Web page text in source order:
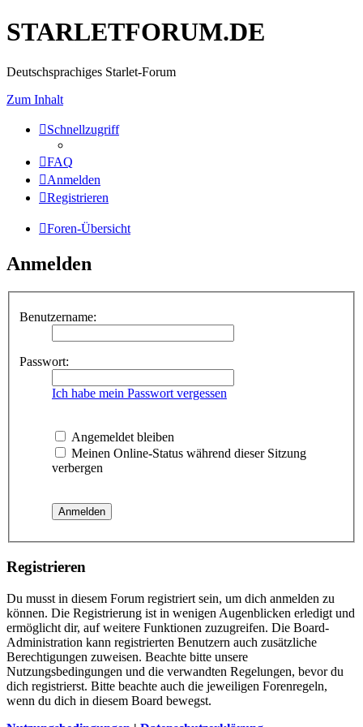
STARLETFORUM.DE
Deutschsprachiges Starlet-Forum
Zum Inhalt
Schnellzugriff
FAQ
Anmelden
Registrieren
Foren-Übersicht
Anmelden
Benutzername:
Passwort:
Ich habe mein Passwort vergessen
Angemeldet bleiben
Meinen Online-Status während dieser Sitzung
verbergen
Registrieren
Du musst in diesem Forum registriert sein, um dich anmelden zu
können. Die Registrierung ist in wenigen Augenblicken erledigt und
ermöglicht dir, auf weitere Funktionen zuzugreifen. Die Board-
Administration kann registrierten Benutzern auch zusätzliche
Berechtigungen zuweisen. Beachte bitte unsere
Nutzungsbedingungen und die verwandten Regelungen, bevor du
dich registrierst. Bitte beachte auch die jeweiligen Forenregeln,
wenn du dich in diesem Board bewegst.